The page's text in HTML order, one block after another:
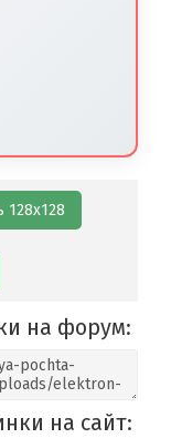
128х128
на форум:
на сайт: